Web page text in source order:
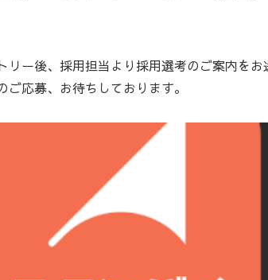
リー後、採用担当より採用選考のご案内をお
ご応募、お待ちしております。